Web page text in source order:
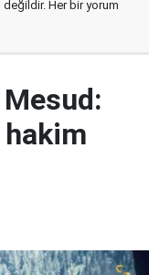
Her bir yorum